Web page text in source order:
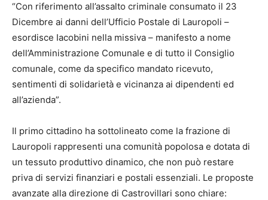
“Con riferimento all’assalto criminale consumato il 23
Dicembre ai danni dell’Ufficio Postale di Lauropoli –
esordisce Iacobini nella missiva – manifesto a nome
dell’Amministrazione Comunale e di tutto il Consiglio
comunale, come da specifico mandato ricevuto,
sentimenti di solidarietà e vicinanza ai dipendenti ed
all’azienda”.
Il primo cittadino ha sottolineato come la frazione di
Lauropoli rappresenti una comunità popolosa e dotata di
un tessuto produttivo dinamico, che non può restare
priva di servizi finanziari e postali essenziali. Le proposte
avanzate alla direzione di Castrovillari sono chiare: